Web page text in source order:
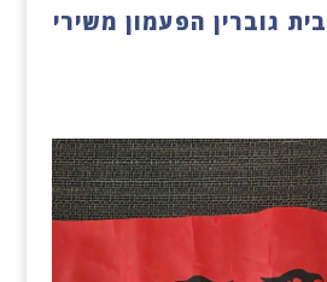
גוברין הפעמון משירי